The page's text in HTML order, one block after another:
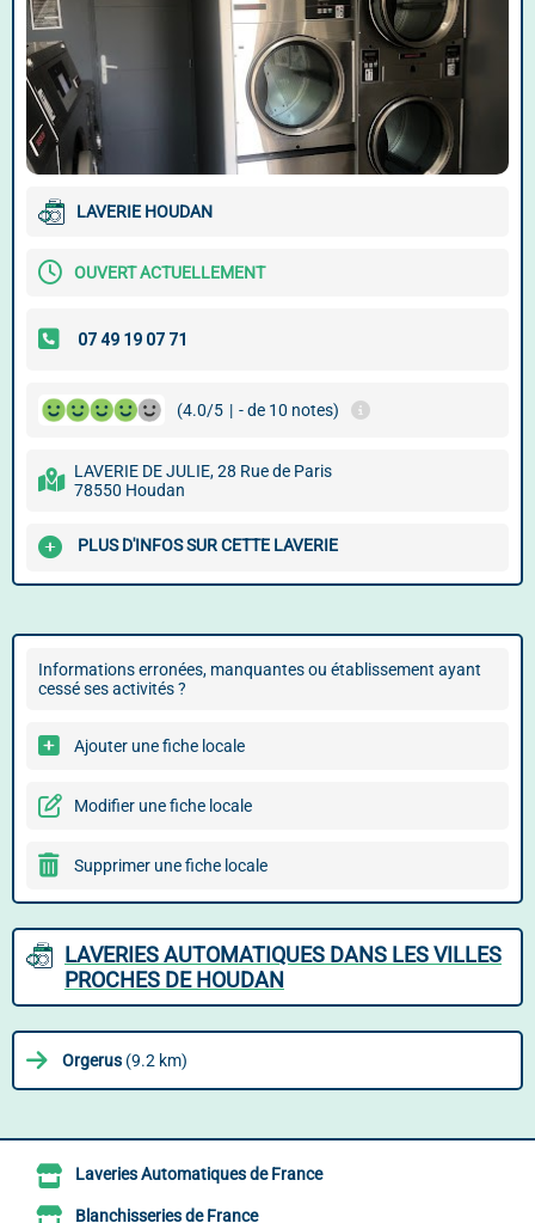
LAVERIE HOUDAN
OUVERT ACTUELLEMENT
(4.0/5 | - de 10 notes)
LAVERIE DE JULIE, 28 Rue de Paris
78550 Houdan
PLUS D'INFOS SUR CETTE LAVERIE
Informations erronées, manquantes ou établissement ayant
cessé ses activités ?
Ajouter une fiche locale
Modifier une fiche locale
Supprimer une fiche locale
LAVERIES AUTOMATIQUES DANS LES VILLES
PROCHES DE HOUDAN
Orgerus (9.2 km)
Laveries Automatiques de France
Blanchisseries de France